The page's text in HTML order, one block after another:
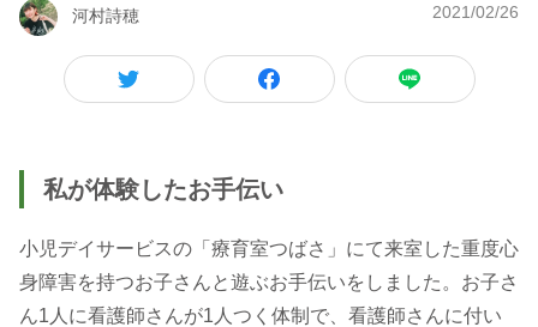
河村詩穂 2021/02/26
私が体験したお手伝い
小児デイサービスの「療育室つばさ」にて来室した重度心
身障害を持つお子さんと遊ぶお手伝いをしました。お子さ
ん1人に看護師さんが1人つく体制で、看護師さんに付い